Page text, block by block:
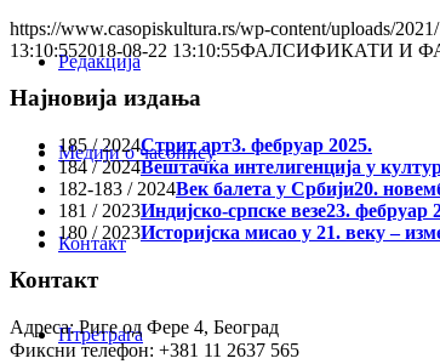
Редакција
Медији о часопису
Контакт
Птретрага
https://www.casopiskultura.rs/wp-content/uploads/
13:10:552018-08-22 13:10:55ФАЛСИФИКАТИ И
Најновија издања
185 / 2024Стрит арт3. фебруар 2025.
184 / 2024Вештачка интелигенција у
182-183 / 2024Век балета у Србији20.
181 / 2023Индијско-српске везе23. фебруар
180 / 2023Историјска мисао у 21. веку –
Контакт
Адреса: Риге од Фере 4, Београд
Фиксни телефон: +381 11 2637 565